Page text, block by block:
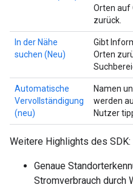
Orten auf
zurück.
In der Nähe
suchen (Neu)
Gibt
Orten
Automatische
Vervollständigung
(neu)
Namen
werden
Nutzer
Weitere Highlights des SDK:
Genaue
Stromverbrauch durch